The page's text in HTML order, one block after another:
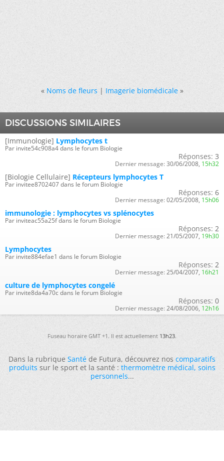
« Noms de fleurs|Imagerie biomédicale »
DISCUSSIONS SIMILAIRES
[Immunologie] Lymphocytes t
Par invite54c908a4 dans le forum Biologie
Réponses: 3
Dernier message: 30/06/2008, 15h32
[Biologie Cellulaire] Récepteurs lymphocytes T
Par invitee8702407 dans le forum Biologie
Réponses: 6
Dernier message: 02/05/2008, 15h06
immunologie : lymphocytes vs splénocytes
Par inviteac55a25f dans le forum Biologie
Réponses: 2
Dernier message: 21/05/2007, 19h30
Lymphocytes
Par invite884efae1 dans le forum Biologie
Réponses: 2
Dernier message: 25/04/2007, 16h21
culture de lymphocytes congelé
Par invite8da4a70c dans le forum Biologie
Réponses: 0
Dernier message: 24/08/2006, 12h16
Fuseau horaire GMT +1. Il est actuellement13h23.
Dans la rubriqueSantéde Futura, découvrez noscomparatifs
produitssur le sport et la santé :thermomètre médical,soins
personnels...